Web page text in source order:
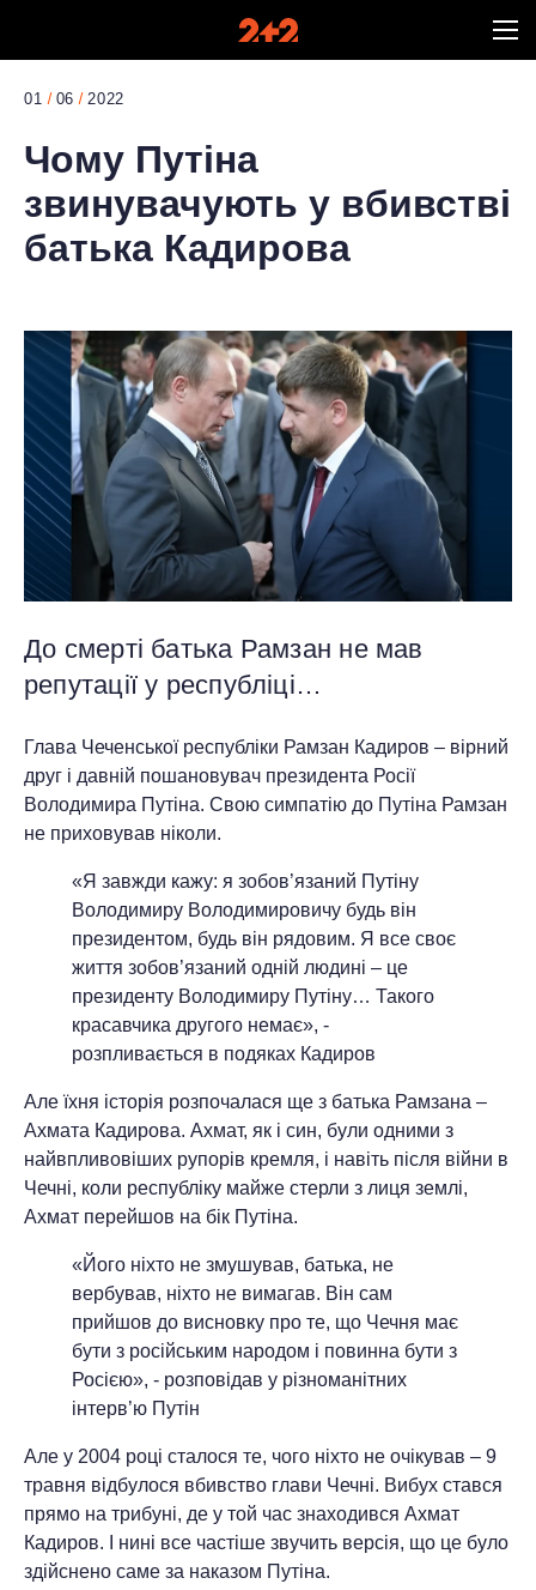
01 06 2022
Чому Путіна
звинувачують у вбивстві
батька Кадирова
До смерті батька Рамзан не мав
репутації у республіці…
Глава Чеченської республіки Рамзан Кадиров – вірний
друг і давній пошановувач президента Росії
Володимира Путіна. Свою симпатію до Путіна Рамзан
не приховував ніколи.
«Я завжди кажу: я зобов’язаний Путіну
Володимиру Володимировичу будь він
президентом, будь він рядовим. Я все своє
життя зобов’язаний одній людині – це
президенту Володимиру Путіну… Такого
красавчика другого немає», -
розпливається в подяках Кадиров
Але їхня історія розпочалася ще з батька Рамзана –
Ахмата Кадирова. Ахмат, як і син, були одними з
найвпливовіших рупорів кремля, і навіть після війни в
Чечні, коли республіку майже стерли з лиця землі,
Ахмат перейшов на бік Путіна.
«Його ніхто не змушував, батька, не
вербував, ніхто не вимагав. Він сам
прийшов до висновку про те, що Чечня має
бути з російським народом і повинна бути з
Росією», - розповідав у різноманітних
інтерв’ю Путін
Але у 2004 році сталося те, чого ніхто не очікував – 9
травня відбулося вбивство глави Чечні. Вибух стався
прямо на трибуні, де у той час знаходився Ахмат
Кадиров. І нині все частіше звучить версія, що це було
здійснено саме за наказом Путіна.